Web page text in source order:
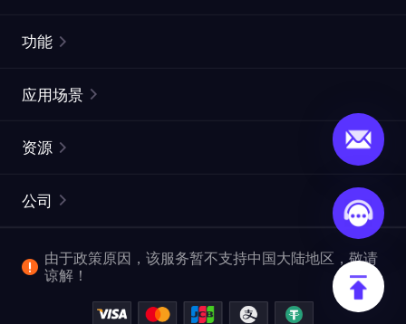
静态住宅代理
网页抓取 API
视频下载 API
功能
ISP代理
ProxySite
应用场景
市场研究
爬行和索引
查看全部使用场景
资源
常见问题解答
位置
公司
企业服务
反洗钱合规计划
由于政策原因，该服务暂不支持中国大陆地区，敬请
谅解！